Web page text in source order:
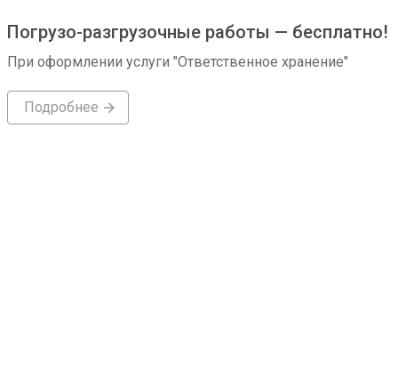
Погрузо-разгрузочные работы — бесплатно!
При оформлении услуги "Ответственное хранение"
Подробнее